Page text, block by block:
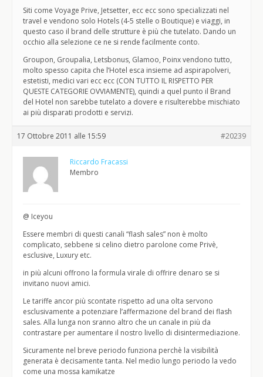
Siti come Voyage Prive, Jetsetter, ecc ecc sono specializzati nel
travel e vendono solo Hotels (4-5 stelle o Boutique) e viaggi, in
questo caso il brand delle strutture è più che tutelato. Dando un
occhio alla selezione ce ne si rende facilmente conto.
Groupon, Groupalia, Letsbonus, Glamoo, Poinx vendono tutto,
molto spesso capita che l’Hotel esca insieme ad aspirapolveri,
estetisti, medici vari ecc ecc (CON TUTTO IL RISPETTO PER
QUESTE CATEGORIE OVVIAMENTE), quindi a quel punto il Brand
del Hotel non sarebbe tutelato a dovere e risulterebbe mischiato
ai più disparati prodotti e servizi.
17 Ottobre 2011 alle 15:59 #20239
Riccardo Fracassi
Membro
@ Iceyou
Essere membri di questi canali “flash sales” non è molto
complicato, sebbene si celino dietro parolone come Privè,
esclusive, Luxury etc.
in più alcuni offrono la formula virale di offrire denaro se si
invitano nuovi amici.
Le tariffe ancor più scontate rispetto ad una olta servono
esclusivamente a potenziare l’affermazione del brand dei flash
sales. Alla lunga non sranno altro che un canale in più da
contrastare per aumentare il nostro livello di disintermediazione.
Sicuramente nel breve periodo funziona perchè la visibilità
generata è decisamente tanta. Nel medio lungo periodo la vedo
come una mossa kamikatze